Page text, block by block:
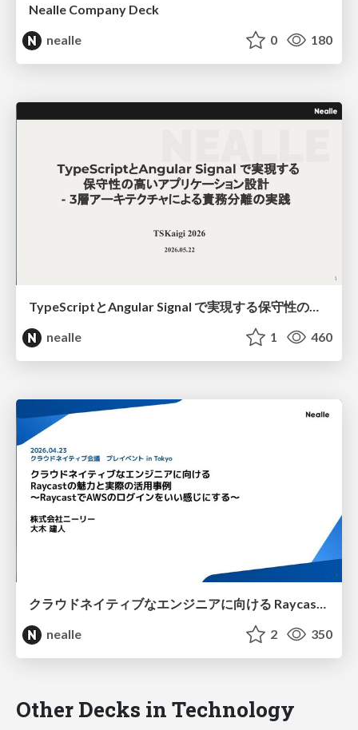
Nealle Company Deck
nealle
0 180
TypeScriptとAngular Signal で実現する保守性の高いアプリケーション設計 - 3層アーキテクチャによる責務分離の実践（たつかわ） https://2026.tskaigi.org/talks/10
nealle
1 460
クラウドネイティブなエンジニアに向ける Raycastの魅力と実際の活用事例
nealle
2 350
Other Decks in Technology